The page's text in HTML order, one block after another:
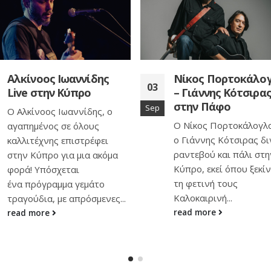
Νίκος Πορτοκάλογλου
– Γιάννης Κότσιρας Live
στην Πάφο
Ο Νίκος Πορτοκάλογλου και
ο Γιάννης Κότσιρας δινουν
ραντεβού και πάλι στην
Κύπρο, εκεί όπου ξεκίνησαν
τη φετινή τους
Καλοκαιρινή...
read more
18
Nov
«The Room Next
στο Σινεμά
H Ίνγκριντ (Τζούλιαν
και η Μάρθα (Τίλντα
Σουίντον) ήταν
φίλες στα νιάτα τους,
εργάζονταν μαζί στο
read more